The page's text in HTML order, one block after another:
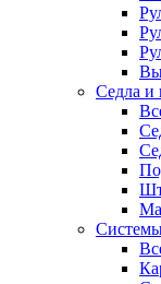
Седла и